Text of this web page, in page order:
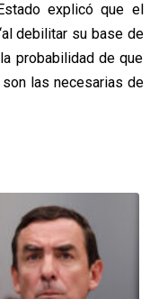
explicó que el
debilitar su base de
probabilidad de que
las necesarias de